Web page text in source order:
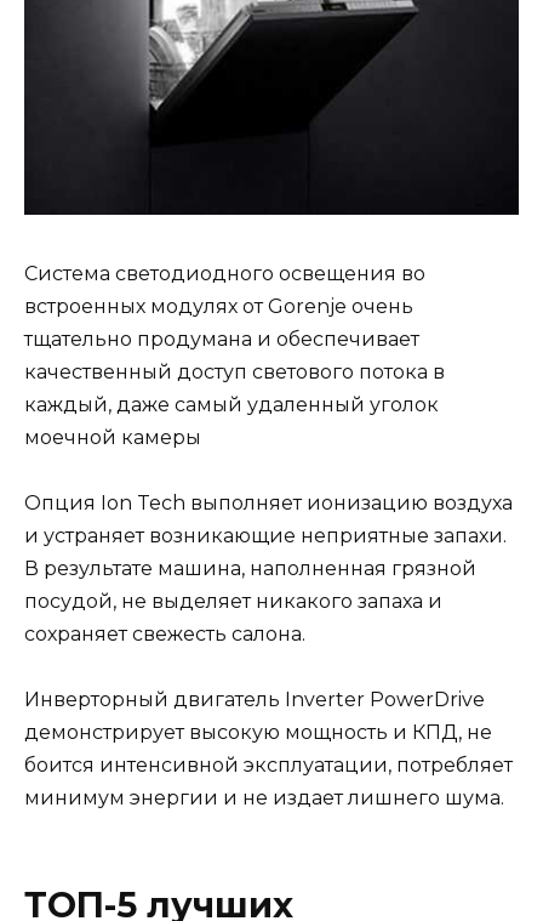
Система светодиодного освещения во
встроенных модулях от Gorenje очень
тщательно продумана и обеспечивает
качественный доступ светового потока в
каждый, даже самый удаленный уголок
моечной камеры
Опция Ion Tech выполняет ионизацию воздуха
и устраняет возникающие неприятные запахи.
В результате машина, наполненная грязной
посудой, не выделяет никакого запаха и
сохраняет свежесть салона.
Инверторный двигатель Inverter PowerDrive
демонстрирует высокую мощность и КПД, не
боится интенсивной эксплуатации, потребляет
минимум энергии и не издает лишнего шума.
ТОП-5 лучших